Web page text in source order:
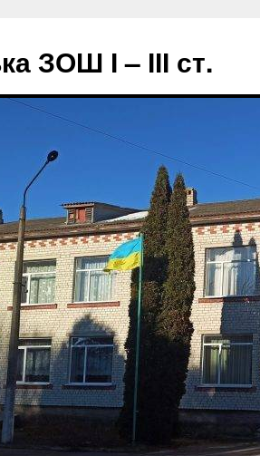
ЗОШ І – ІІІ ст.